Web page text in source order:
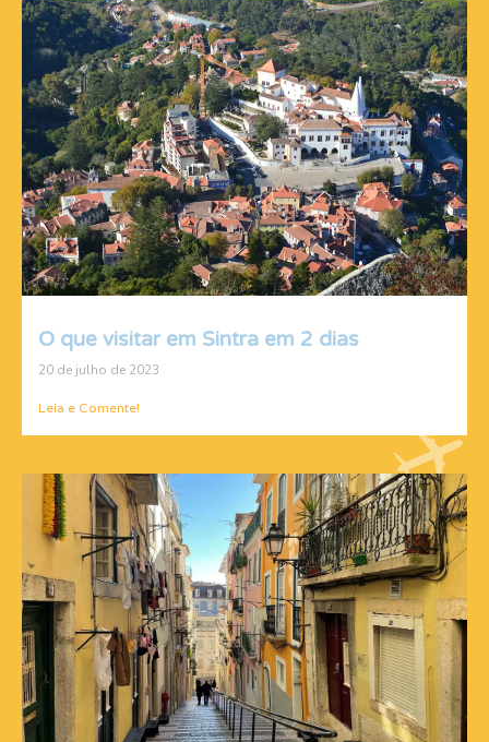
O que visitar em Sintra em 2 dias
20 de julho de 2023
Leia e Comente!